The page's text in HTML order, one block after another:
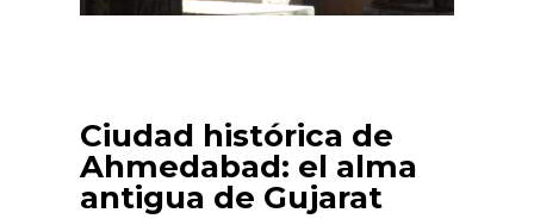
Ciudad histórica de
Ahmedabad: el alma
antigua de Gujarat